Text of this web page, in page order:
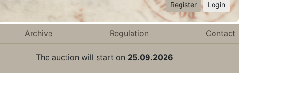
Register Login
Archive Regulation Contact
The auction will start on 25.09.2026